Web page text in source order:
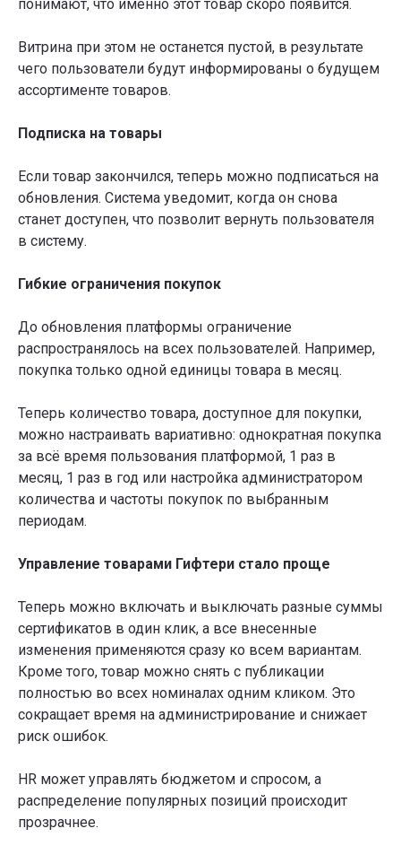
понимают, что именно этот товар скоро появится.
Витрина при этом не останется пустой, в результате
чего пользователи будут информированы о будущем
ассортименте товаров.
Подписка на товары
Если товар закончился, теперь можно подписаться на
обновления. Система уведомит, когда он снова
станет доступен, что позволит вернуть пользователя
в систему.
Гибкие ограничения покупок
До обновления платформы ограничение
распространялось на всех пользователей. Например,
покупка только одной единицы товара в месяц.
Теперь количество товара, доступное для покупки,
можно настраивать вариативно: однократная покупка
за всё время пользования платформой, 1 раз в
месяц, 1 раз в год или настройка администратором
количества и частоты покупок по выбранным
периодам.
Управление товарами Гифтери стало проще
Теперь можно включать и выключать разные суммы
сертификатов в один клик, а все внесенные
изменения применяются сразу ко всем вариантам.
Кроме того, товар можно снять с публикации
полностью во всех номиналах одним кликом. Это
сокращает время на администрирование и снижает
риск ошибок.
HR может управлять бюджетом и спросом, а
распределение популярных позиций происходит
прозрачнее.
Преимущества обновления
2.49
Обновление 2.49 объединяет
диагностику, гибкость и удобство
Теперь администратор платформы
точнее анализировать состояние